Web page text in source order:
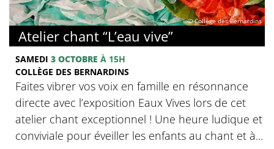
© Collège des Bernardins
Atelier chant “L’eau vive”
SAMEDI 3 OCTOBRE À 15H
COLLÈGE DES BERNARDINS
Faites vibrer vos voix en famille en résonnance
directe avec l’exposition Eaux Vives lors de cet
atelier chant exceptionnel ! Une heure ludique et
conviviale pour éveiller les enfants au chant et à...